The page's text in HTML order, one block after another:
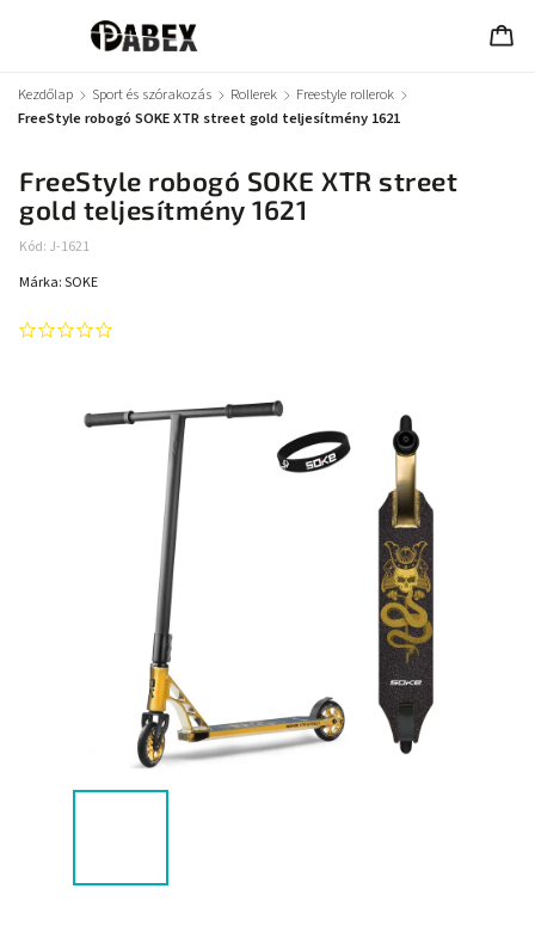
Kezdőlap / Sport és szórakozás / Rollerek / Freestyle rollerok /
FreeStyle robogó SOKE XTR street gold teljesítmény 1621
FreeStyle robogó SOKE XTR street
gold teljesítmény 1621
Kód: J-1621
Márka:SOKE